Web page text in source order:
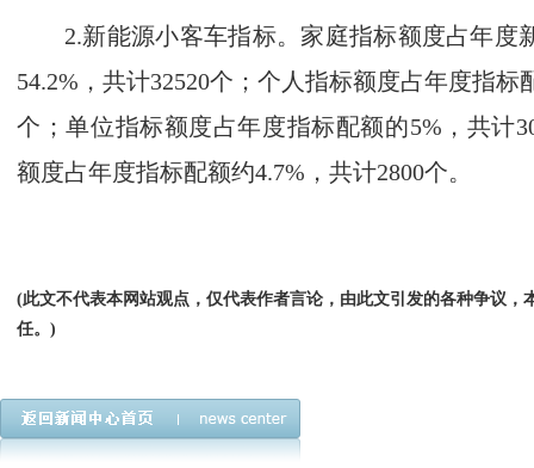
2.新能源小客车指标。家庭指标额度占年度
54.2%，共计32520个；个人指标额度占年度指标
个；单位指标额度占年度指标配额的5%，共计
额度占年度指标配额约4.7%，共计2800个。
(此文不代表本网站观点，仅代表作者言论，由此文引发的各种争议，
任。)